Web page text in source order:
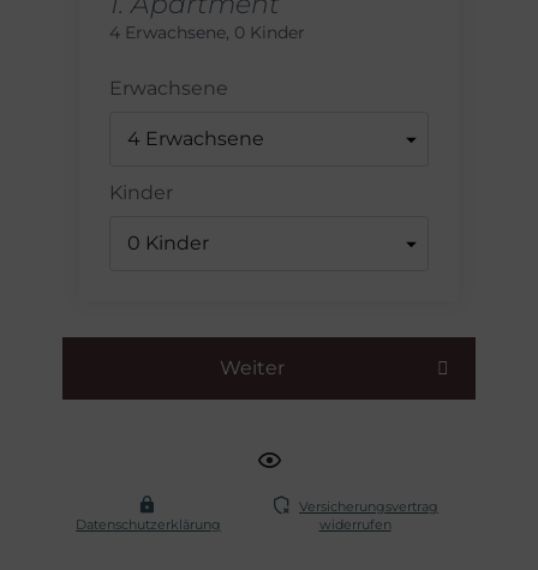
4 Erwachsene 0 Kinder
Erwachsene
Kinder
Weiter
Datenschutzerklärung
Versicherungsvertrag
widerrufen